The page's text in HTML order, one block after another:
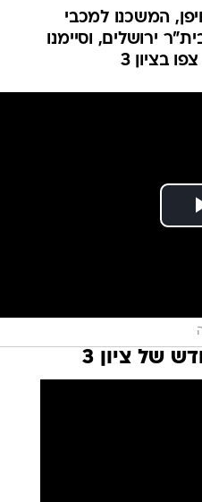
המשכנו למכבי
ירושלים, וסיימנו
בציון 3
של ציון 3